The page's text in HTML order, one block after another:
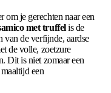
om je gerechten naar een
met truffelis de
van de verfijnde, aardse
de volle, zoetzure
Dit is niet zomaar een
een